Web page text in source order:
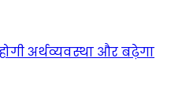
अर्थव्यवस्था और बढ़ेगा